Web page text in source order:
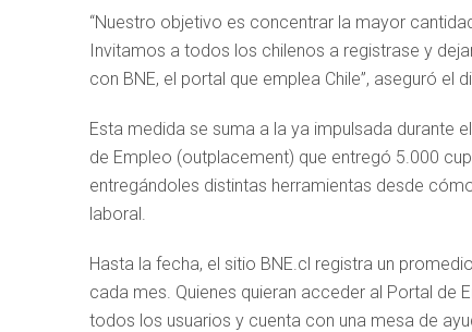
“Nuestro objetivo es concentrar la mayor
Invitamos a todos los chilenos a registrase y
con BNE, el portal que emplea Chile”, aseguró el
Esta medida se suma a la ya impulsada durante
de Empleo (outplacement) que entregó 5.000
entregándoles distintas herramientas desde
laboral.
Hasta la fecha, el sitio BNE.cl registra un
cada mes. Quienes quieran acceder al Portal de
todos los usuarios y cuenta con una mesa de